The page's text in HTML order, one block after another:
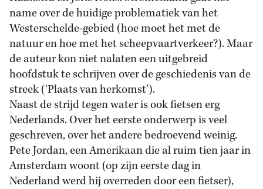
name over de huidige problematiek van het
Westerschelde-gebied (hoe moet het met de
natuur en hoe met het scheepvaartverkeer?). Maar
de auteur kon niet nalaten een uitgebreid
hoofdstuk te schrijven over de geschiedenis van de
streek (‘Plaats van herkomst’).
Naast de strijd tegen water is ook fietsen erg
Nederlands. Over het eerste onderwerp is veel
geschreven, over het andere bedroevend weinig.
Pete Jordan, een Amerikaan die al ruim tien jaar in
Amsterdam woont (op zijn eerste dag in
Nederland werd hij overreden door een fietser),